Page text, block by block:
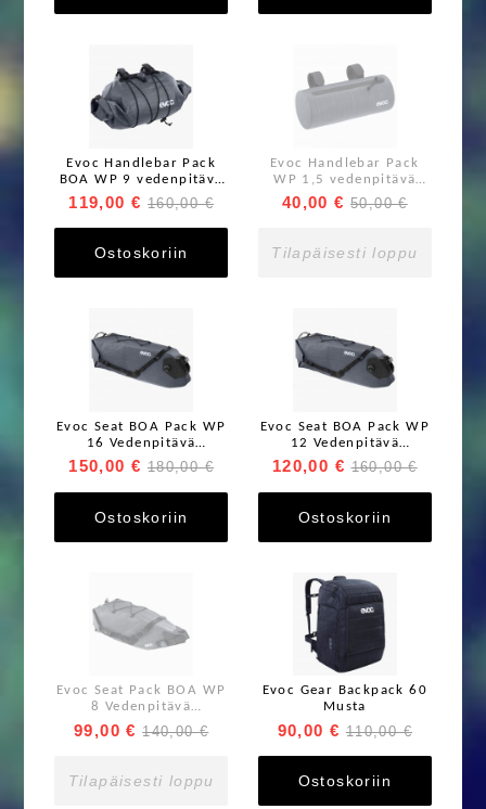
Evoc Handlebar Pack
BOA WP 9 vedenpitävä
tankolaukku
119,00 € 160,00 €
Ostoskoriin
Evoc Handlebar Pack
WP 1,5 vedenpitävä
tankolaukku
40,00 € 50,00 €
Tilapäisesti loppu
Evoc Seat BOA Pack WP
16 Vedenpitävä
satulalaukku
150,00 € 180,00 €
Ostoskoriin
Evoc Seat BOA Pack WP
12 Vedenpitävä
satulalaukku
120,00 € 160,00 €
Ostoskoriin
Evoc Seat Pack BOA WP
8 Vedenpitävä
satulalaukku
99,00 € 140,00 €
Tilapäisesti loppu
Evoc Gear Backpack 60
Musta
90,00 € 110,00 €
Ostoskoriin